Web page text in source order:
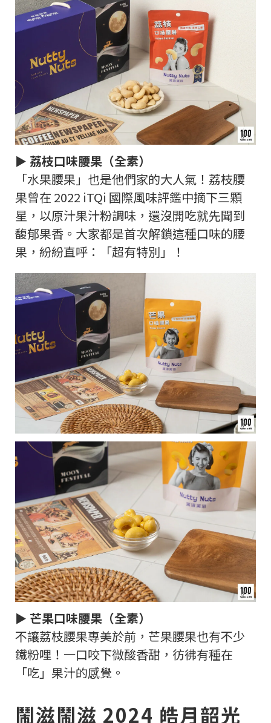
► 荔枝口味腰果（全素）
「水果腰果」也是他們家的大人氣！荔枝腰
果曾在 2022 iTQi 國際風味評鑑中摘下三顆
星，以原汁果汁粉調味，還沒開吃就先聞到
馥郁果香。大家都是首次解鎖這種口味的腰
果，紛紛直呼：「超有特別」！
► 芒果口味腰果（全素）
不讓荔枝腰果專美於前，芒果腰果也有不少
鐵粉哩！一口咬下微酸香甜，彷彿有種在
「吃」果汁的感覺。
鬧滋鬧滋 2024 皓月韶光